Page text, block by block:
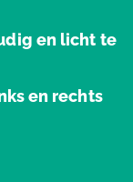
en licht te
en rechts